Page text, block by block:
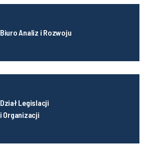
Biuro Analiz i Rozwoju
Dział Legislacji
i Organizacji